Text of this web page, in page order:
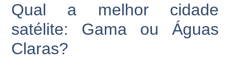
Qual a melhor cidade
satélite: Gama ou Águas
Claras?